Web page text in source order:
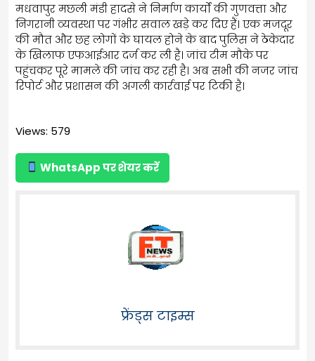
मधवापुर मछली मंडी हादसे ने निर्माण कार्यों की गुणवत्ता और
निगरानी व्यवस्था पर गंभीर सवाल खड़े कर दिए हैं। एक मजदूर
की मौत और छह लोगों के घायल होने के बाद पुलिस ने ठेकेदार
के खिलाफ एफआईआर दर्ज कर ली है। जांच टीम मौके पर
पहुंचकर पूरे मामले की जांच कर रही है। अब सभी की नजर जांच
रिपोर्ट और प्रशासन की अगली कार्रवाई पर टिकी है।
Views: 579
WhatsApp पर शेयर करें
फ्रेंड्स टाइम्स